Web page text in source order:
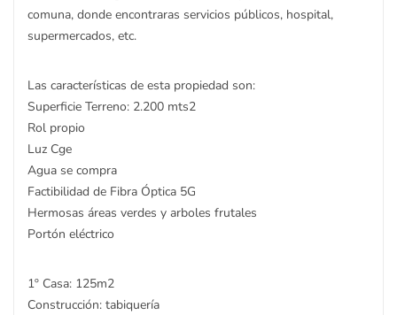
comuna, donde encontraras servicios públicos, hospital,
supermercados, etc.
Las características de esta propiedad son:
Superficie Terreno: 2.200 mts2
Rol propio
Luz Cge
Agua se compra
Factibilidad de Fibra Óptica 5G
Hermosas áreas verdes y arboles frutales
Portón eléctrico
1º Casa: 125m2
Construcción: tabiquería